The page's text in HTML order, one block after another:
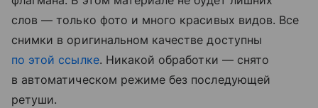
слов — только фото и много красивых видов. Все
снимки в оригинальном качестве доступны
по этой ссылке. Никакой обработки — снято
в автоматическом режиме без последующей
ретуши.